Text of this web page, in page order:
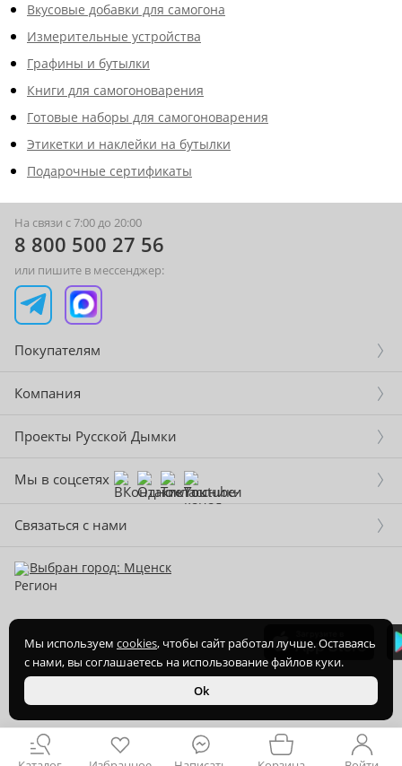
Вкусовые добавки для самогона
Измерительные устройства
Графины и бутылки
Книги для самогоноварения
Готовые наборы для самогоноварения
Этикетки и наклейки на бутылки
Подарочные сертификаты
Мы используем cookies, чтобы сайт работал лучше. Оставаясь
с нами, вы соглашаетесь на использование файлов куки.
Ok
На связи с 7:00 до 20:00
8 800 500 27 56
или пишите в мессенджер:
Покупателям
Компания
Проекты Русской Дымки
Мы в соцсетях
Связаться с нами
Выбран город: Мценск
© ООО Торгово-производственная компания Ханхи,